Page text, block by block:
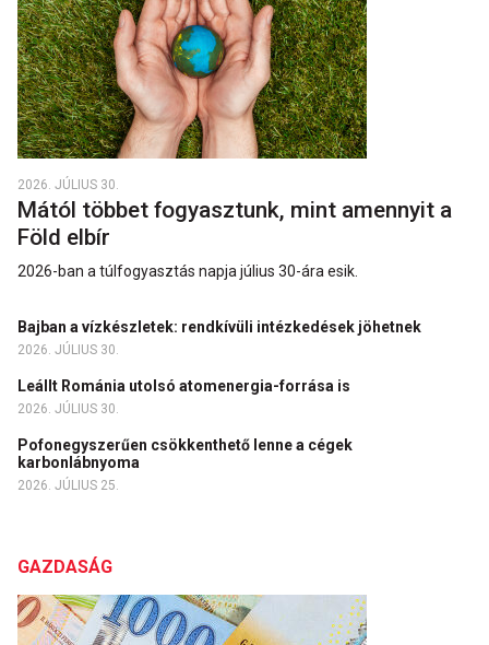
2026. JÚLIUS 30.
Mától többet fogyasztunk, mint amennyit a
Föld elbír
2026-ban a túlfogyasztás napja július 30-ára esik.
Bajban a vízkészletek: rendkívüli intézkedések jöhetnek
2026. JÚLIUS 30.
Leállt Románia utolsó atomenergia-forrása is
2026. JÚLIUS 30.
Pofonegyszerűen csökkenthető lenne a cégek
karbonlábnyoma
2026. JÚLIUS 25.
GAZDASÁG